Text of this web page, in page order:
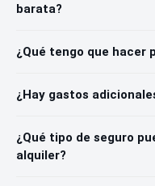
barata?
¿Qué tengo que hacer
¿Hay gastos
¿Qué tipo de seguro
alquiler?